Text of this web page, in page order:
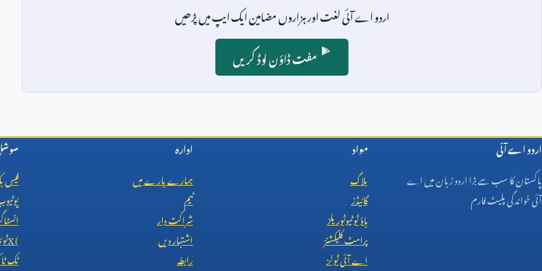
اردو اے آئی لغت اور ہزاروں مضامین ایک ایپ میں پڑھیں
مفت ڈاؤن لوڈ کریں
اردو اے آئی
پاکستان کا سب سے بڑا اردو زبان میں اے
آئی خواندگی پلیٹ فارم
مواد
بلاگ
گائیڈز
ہاؤ ٹو ٹیوٹوریلز
پرامٹ کلیکشنز
اے آئی ٹولز
ادارہ
ہمارے بارے میں
ٹیم
شراکت دار
اشتہار دیں
رابطہ
فیس
X (
ٹک